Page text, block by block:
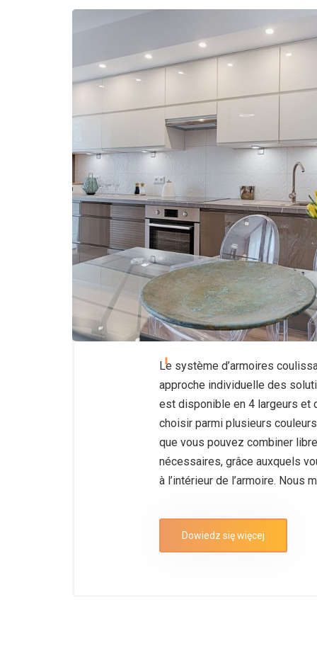
ARMOIRES EFI
Le système d’armoires
approche individuelle des
est disponible en 4 largeurs et
choisir parmi plusieurs
que vous pouvez combiner
nécessaires, grâce auxquels
à l’intérieur de l’armoire. Nous
Dowiedz się więcej